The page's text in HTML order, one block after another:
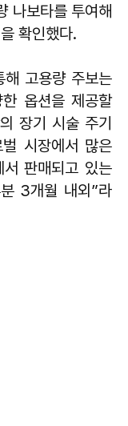
나보타를 투여해
확인했다.
해 고용량 주보는
옵션을 제공할
장기 시술 주기
시장에서 많은
판매되고 있는
3개월 내외”라